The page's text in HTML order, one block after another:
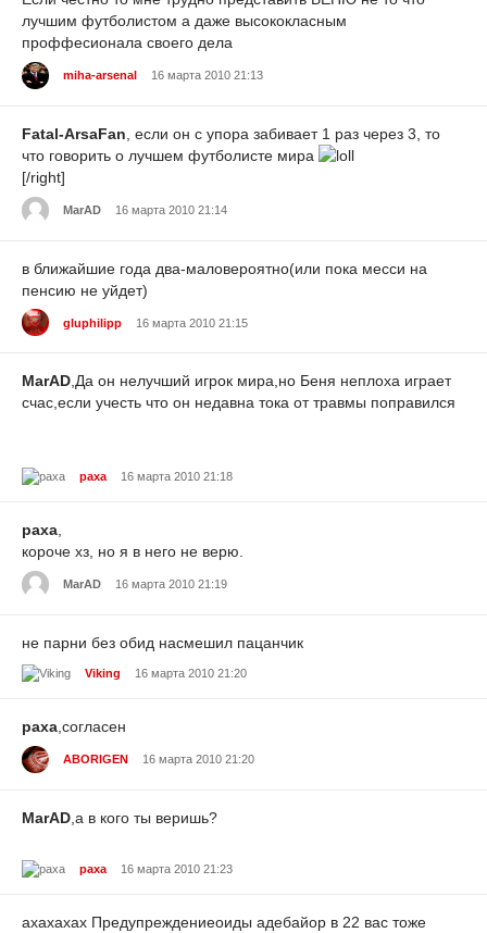
лучшим футболистом а даже высококласным
проффесионала своего дела
miha-arsenal 16 марта 2010 21:13
Fatal-ArsaFan , если он с упора забивает 1 раз через 3, то
что говорить о лучшем футболисте мира
[/right]
MarAD 16 марта 2010 21:14
в ближайшие года два-маловероятно(или пока месси на
пенсию не уйдет)
gluphilipp 16 марта 2010 21:15
MarAD,Да он нелучший игрок мира,но Беня неплоха играет
счас,если учесть что он недавна тока от травмы поправился
paxa 16 марта 2010 21:18
paxa
короче хз, но я в него не верю.
MarAD 16 марта 2010 21:19
не парни без обид насмешил пацанчик
Viking 16 марта 2010 21:20
paxa ,согласен
ABORIGEN 16 марта 2010 21:20
MarAD ,а в кого ты веришь?
paxa 16 марта 2010 21:23
ахахахах Предупреждениеоиды адебайор в 22 вас тоже